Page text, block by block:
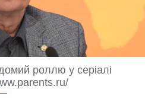
роллю у серіалі